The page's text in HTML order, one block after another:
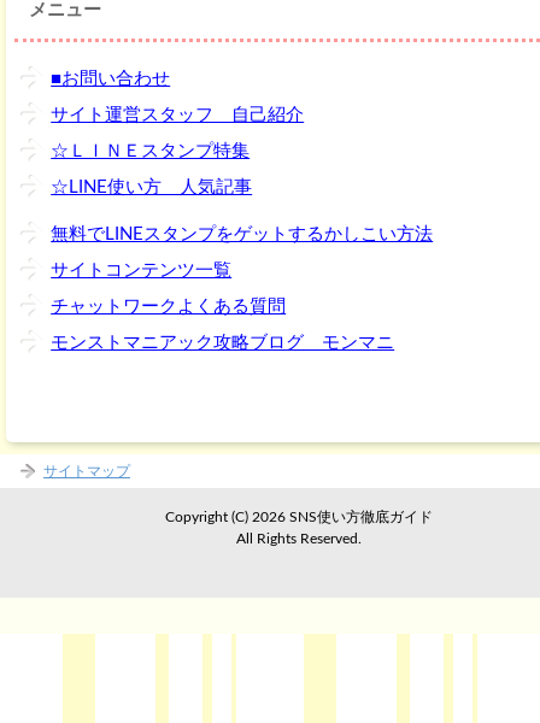
メニュー
■お問い合わせ
サイト運営スタッフ 自己紹介
☆ＬＩＮＥスタンプ特集
☆LINE使い方 人気記事
無料でLINEスタンプをゲットするかしこい方法
サイトコンテンツ一覧
チャットワークよくある質問
モンストマニアック攻略ブログ モンマニ
サイトマップ
Copyright (C) 2026 SNS使い方徹底ガイド
All Rights Reserved.